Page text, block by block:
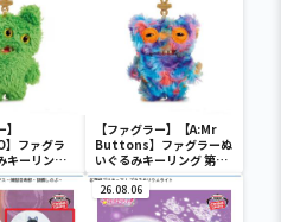
】ファグラ
キーリング
【ファグラー】【A:Mr
Buttons】ファグラーぬ
いぐるみキーリング 第2
弾
26.08.06